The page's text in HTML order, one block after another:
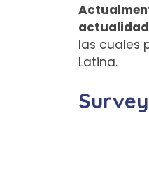
las cuales
Latina.